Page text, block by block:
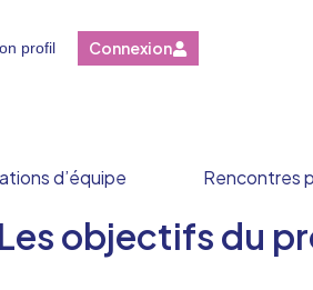
profil Connexion
d’équipe Rencontres
Les objectifs du